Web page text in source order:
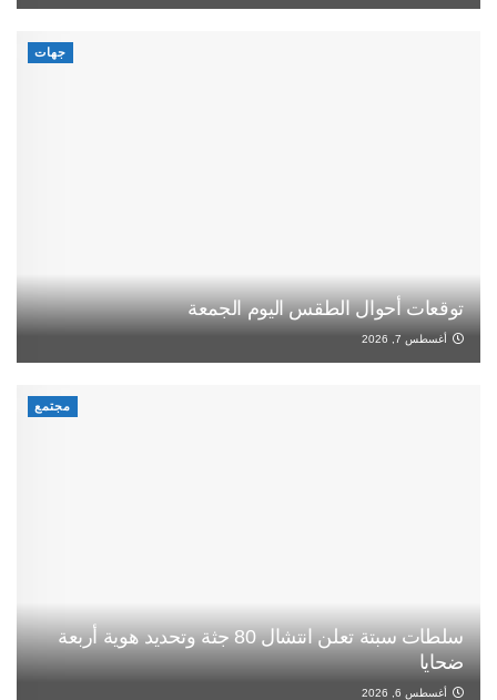
جهات
توقعات أحوال الطقس اليوم الجمعة
أغسطس 7, 2026
مجتمع
سلطات سبتة تعلن انتشال 80 جثة وتحديد هوية أربعة
ضحايا
أغسطس 6, 2026